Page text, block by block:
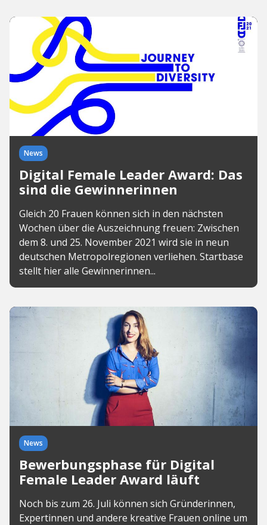
News
Digital Female Leader Award: Das
sind die Gewinnerinnen
Gleich 20 Frauen können sich in den nächsten
Wochen über die Auszeichnung freuen: Zwischen
dem 8. und 25. November 2021 wird sie in neun
deutschen Metropolregionen verliehen. Startbase
stellt hier alle Gewinnerinnen...
News
Bewerbungsphase für Digital
Female Leader Award läuft
Noch bis zum 26. Juli können sich Gründerinnen,
Expertinnen und andere kreative Frauen online um